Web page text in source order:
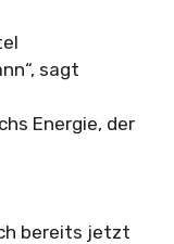
sagt
Energie, der
bereits jetzt